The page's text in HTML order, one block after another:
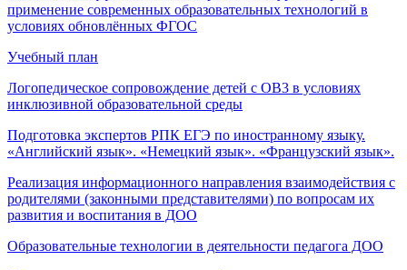
применение современных образовательных технологий в
условиях обновлённых ФГОС
Учебный план
Логопедическое сопровождение детей с ОВ3 в условиях
инклюзивной образовательной среды
Подготовка экспертов РПК ЕГЭ по иностранному языку.
«Английский язык». «Немецкий язык». «Французский язык».
Реализация информационного направления взаимодействия с
родителями (законными представителями) по вопросам их
развития и воспитания в ДОО
Образовательные технологии в деятельности педагога ДОО